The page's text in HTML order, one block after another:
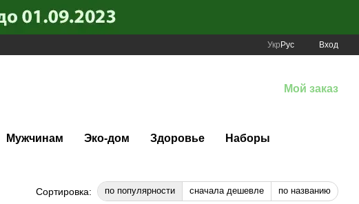
Укр Рус Вход
Мой заказ
Мужчинам Эко-дом Здоровье Наборы
Сортировка: по популярности сначала дешевле по названию